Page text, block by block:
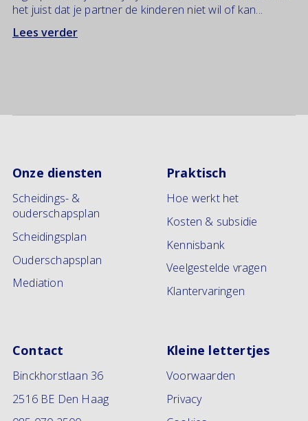
het juist dat je partner de kinderen niet wil of kan...
Lees verder
Onze diensten
Scheidings- &
ouderschapsplan
Scheidingsplan
Ouderschapsplan
Mediation
Praktisch
Hoe werkt het
Kosten & subsidie
Kennisbank
Veelgestelde vragen
Klantervaringen
Contact
Binckhorstlaan 36
2516 BE Den Haag
Kleine lettertjes
Voorwaarden
Privacy